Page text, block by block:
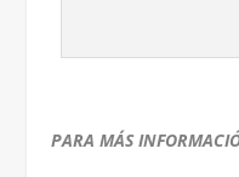
Vista
PARA MÁS